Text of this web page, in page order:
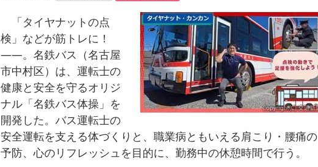
「タイヤナットの点
検」などが筋トレに！
――。名鉄バス（名古屋
市中村区）は、運転士の
健康と安全を守るオリジ
ナル「名鉄バス体操」を
開発した。バス運転士の
安全運転を支える体づくりと、職業病ともいえる肩こり・腰痛の
予防、心のリフレッシュを目的に、勤務中の休憩時間で行う。